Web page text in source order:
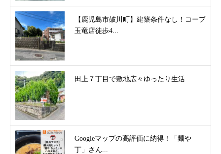
【鹿児島市皷川町】建築条件なし！コープ
玉竜店徒歩4...
田上７丁目で敷地広々ゆったり生活
Googleマップの高評価に納得！「麺や
丁」さん...